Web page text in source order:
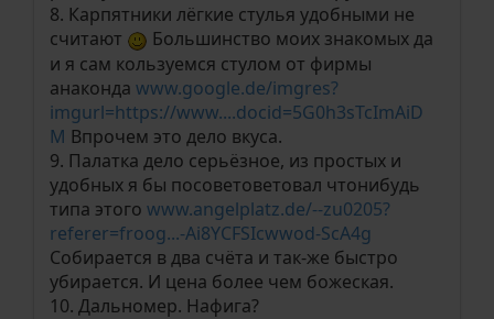
8. Карпятники лёгкие стулья удобными не
считают
Большинство моих знакомых да
и я сам кользуемся стулом от фирмы
анаконда www.google.de/imgres?
imgurl=https://www....docid=5G0h3sTcImAiD
M Впрочем это дело вкуса.
9. Палатка дело серьёзное, из простых и
удобных я бы посоветоветовал чтонибудь
типа этого www.angelplatz.de/--zu0205?
referer=froog...-Ai8YCFSIcwwod-ScA4g
Собирается в два счёта и так-же быстро
убирается. И цена более чем божеская.
10. Дальномер. Нафига?